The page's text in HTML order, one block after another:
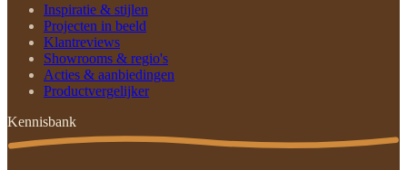
Inspiratie & stijlen
Projecten in beeld
Klantreviews
Showrooms & regio's
Acties & aanbiedingen
Productvergelijker
Kennisbank